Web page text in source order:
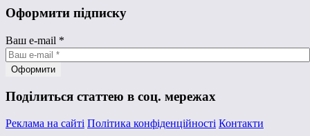
Оформити підписку
Ваш e-mail *
Поділиться статтею в соц. мережах
Реклама на сайті Політика конфіденційності Контакти